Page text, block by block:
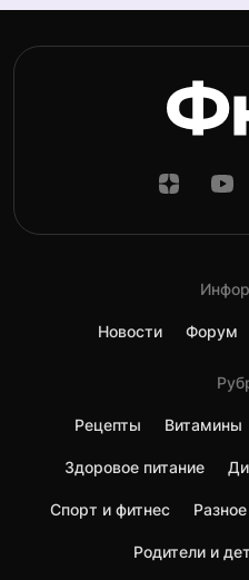
Новости Форум
Рецепты Витамины
Здоровое питание
Спорт и фитнес Разное
Родители и